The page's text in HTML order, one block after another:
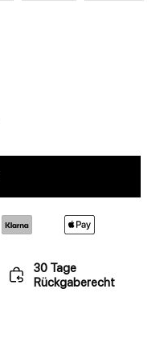
30 Tage
Rückgaberecht